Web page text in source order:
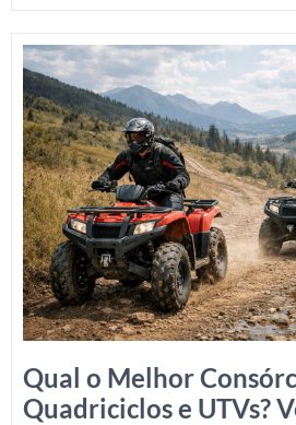
Qual o Melhor
Quadriciclos e UTVs?